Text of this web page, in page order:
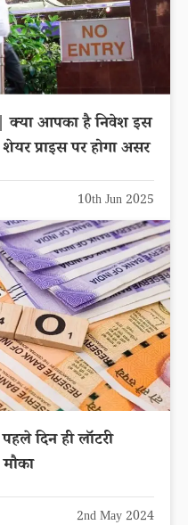
क्या आपका है निवेश इस
प्राइस पर होगा असर
10th Jun 2025
दिन ही लॉटरी
2nd May 2024